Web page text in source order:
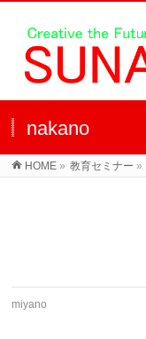
nakano
HOME » 教育セミナー »
miyano